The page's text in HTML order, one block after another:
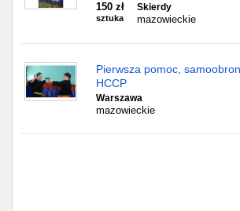
150 zł
sztuka
Skierdy
mazowieckie
Pierwsza pomoc,
HCCP
Warszawa
mazowieckie